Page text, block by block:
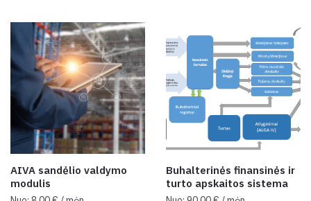
AIVA sandėlio valdymo
modulis
Buhalterinės finansinės ir
turto apskaitos sistema